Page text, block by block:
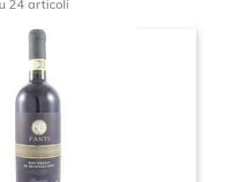
24 articoli